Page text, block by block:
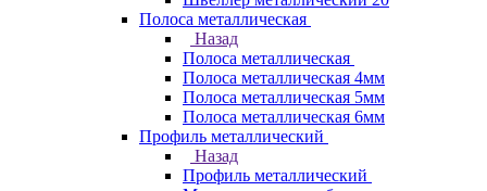
Полоса металлическая
Назад
Полоса металлическая
Полоса металлическая 4мм
Полоса металлическая 5мм
Полоса металлическая 6мм
Профиль металлический
Назад
Профиль металлический